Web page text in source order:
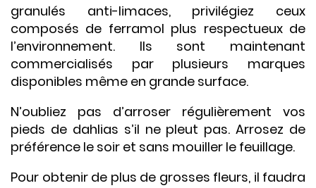
granulés anti-limaces, privilégiez ceux
composés de ferramol plus respectueux de
l’environnement. Ils sont maintenant
commercialisés par plusieurs marques
disponibles même en grande surface.
N’oubliez pas d’arroser régulièrement vos
pieds de dahlias s’il ne pleut pas. Arrosez de
préférence le soir et sans mouiller le feuillage.
Pour obtenir de plus de grosses fleurs, il faudra